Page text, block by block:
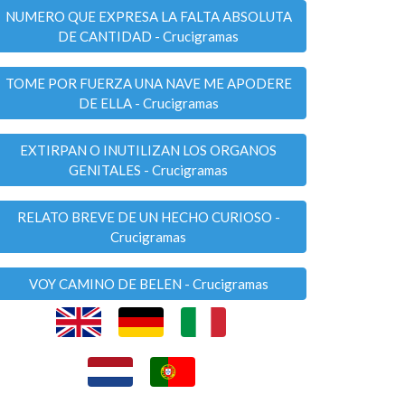
NUMERO QUE EXPRESA LA FALTA ABSOLUTA
DE CANTIDAD - Crucigramas
TOME POR FUERZA UNA NAVE ME APODERE
DE ELLA - Crucigramas
EXTIRPAN O INUTILIZAN LOS ORGANOS
GENITALES - Crucigramas
RELATO BREVE DE UN HECHO CURIOSO -
Crucigramas
VOY CAMINO DE BELEN - Crucigramas